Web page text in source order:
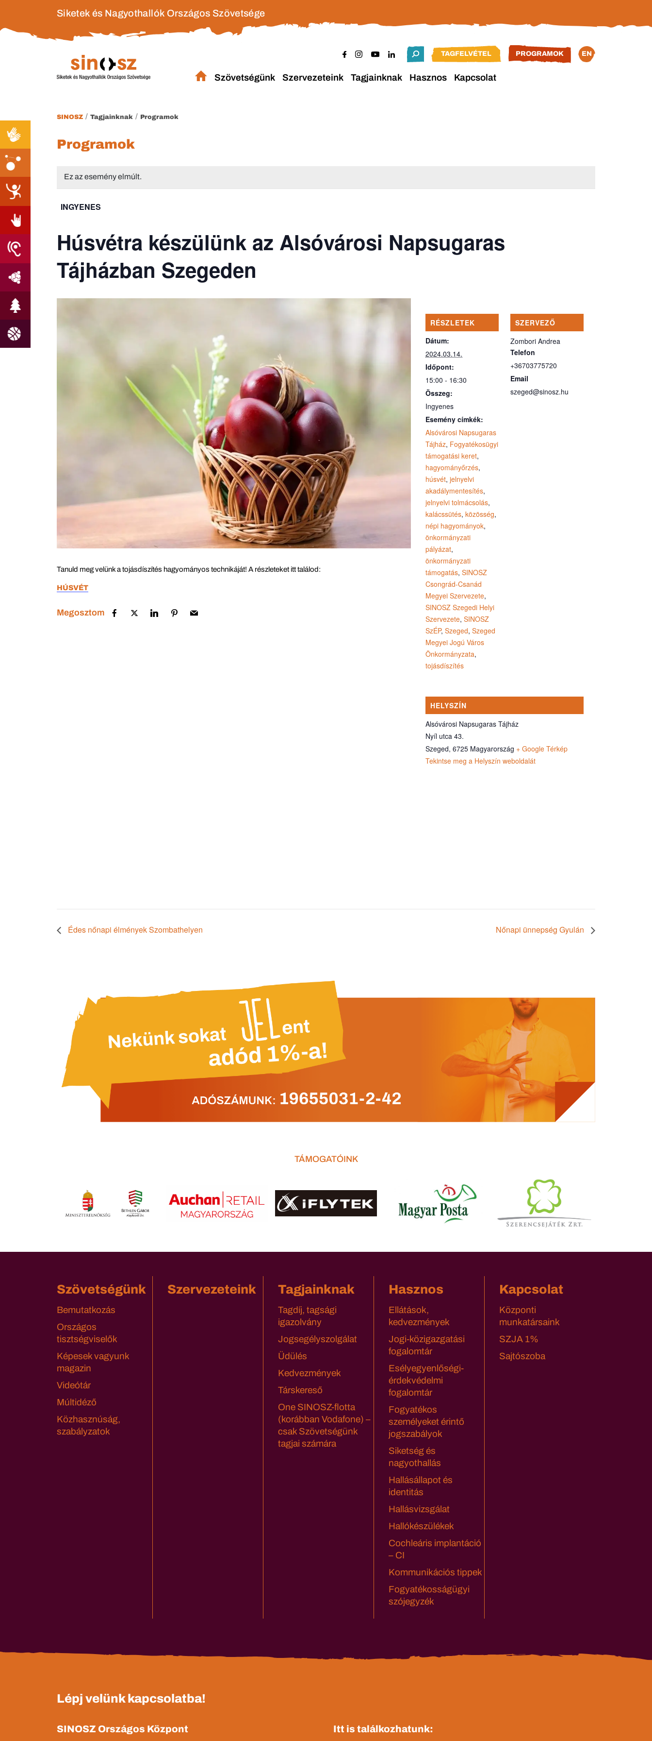
Siketek és Nagyothallók Országos Szövetsége
TAGFELVÉTEL PROGRAMOK EN
Szövetségünk Szervezeteink Tagjainknak Hasznos Kapcsolat
SINOSZ / Tagjainknak / Programok
Programok
Ez az esemény elmúlt.
INGYENES
Húsvétra készülünk az Alsóvárosi Napsugaras
Tájházban Szegeden
Tanuld meg velünk a tojásdíszítés hagyományos technikáját! A részleteket itt találod:
HÚSVÉT
Megosztom
RÉSZLETEK
Dátum:
2024.03.14.
Időpont:
15:00 - 16:30
Összeg:
Ingyenes
Esemény címkék:
Alsóvárosi Napsugaras
Tájház, Fogyatékosügyi
támogatási keret,
hagyományőrzés,
húsvét, jelnyelvi
akadálymentesítés,
jelnyelvi tolmácsolás,
kalácssütés, közösség,
népi hagyományok,
önkormányzati
pályázat,
önkormányzati
támogatás, SINOSZ
Csongrád-Csanád
Megyei Szervezete,
SINOSZ Szegedi Helyi
Szervezete, SINOSZ
SzÉP, Szeged, Szeged
Megyei Jogú Város
Önkormányzata,
tojásdíszítés
SZERVEZŐ
Zombori Andrea
Telefon
+36703775720
Email
szeged@sinosz.hu
HELYSZÍN
Alsóvárosi Napsugaras Tájház
Nyíl utca 43.
Szeged, 6725 Magyarország + Google Térkép
Tekintse meg a Helyszín weboldalát
Édes nőnapi élmények Szombathelyen Nőnapi ünnepség Gyulán
TÁMOGATÓINK
Szövetségünk
Bemutatkozás
Országos
tisztségviselők
Képesek vagyunk
magazin
Videótár
Múltidéző
Közhasznúság,
szabályzatok
Szervezeteink Tagjainknak
Tagdíj, tagsági
igazolvány
Jogsegélyszolgálat
Üdülés
Kedvezmények
Társkereső
One SINOSZ-flotta
(korábban Vodafone) –
csak Szövetségünk
tagjai számára
Hasznos
Ellátások,
kedvezmények
Jogi-közigazgatási
fogalomtár
Esélyegyenlőségi-
érdekvédelmi
fogalomtár
Fogyatékos
személyeket érintő
jogszabályok
Siketség és
nagyothallás
Hallásállapot és
identitás
Hallásvizsgálat
Hallókészülékek
Cochleáris implantáció
– CI
Kommunikációs tippek
Fogyatékosságügyi
szójegyzék
Kapcsolat
Központi
munkatársaink
SZJA 1%
Sajtószoba
Lépj velünk kapcsolatba!
SINOSZ Országos Központ Itt is találkozhatunk: